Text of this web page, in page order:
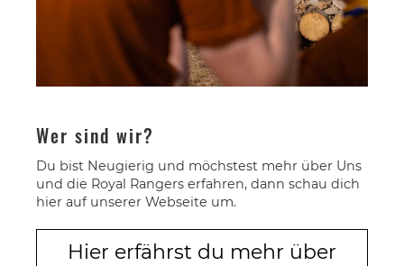
Wer sind wir?
Du bist Neugierig und möchstest mehr über Uns
und die Royal Rangers erfahren, dann schau dich
hier auf unserer Webseite um.
Hier erfährst du mehr über